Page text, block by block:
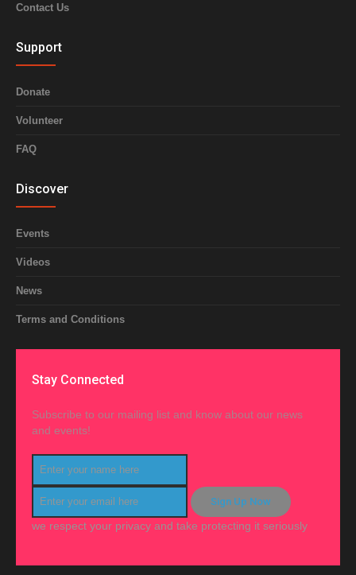
Contact Us
Support
Donate
Volunteer
FAQ
Discover
Events
Videos
News
Terms and Conditions
Stay Connected
Subscribe to our mailing list and know about our news
and events!
we respect your privacy and take protecting it seriously